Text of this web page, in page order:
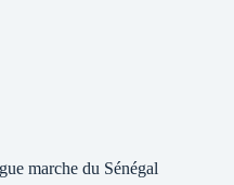
marche du Sénégal